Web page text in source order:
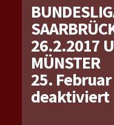
26.2.2017
MÜNSTER
25.
deaktiviert